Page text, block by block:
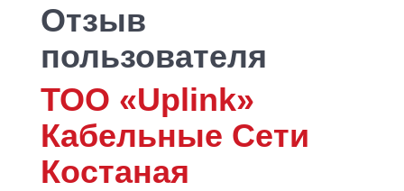
Отзыв
пользователя
ТОО «Uplink»
Кабельные Сети
Костаная